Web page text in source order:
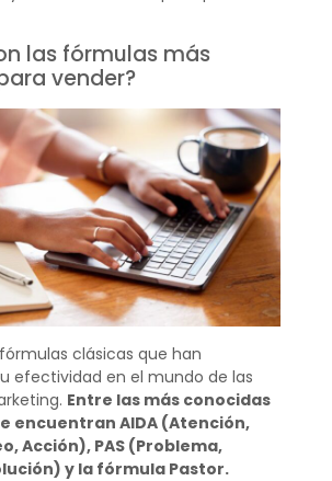
las fórmulas más
vender?
clásicas que han
efectividad en el mundo de las
Entre las más conocidas
encuentran AIDA (Atención,
Acción), PAS (Problema,
y la fórmula Pastor.